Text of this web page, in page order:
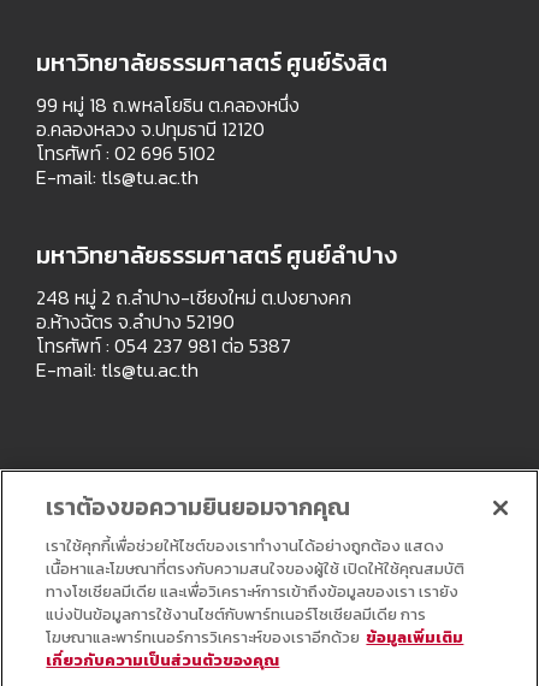
มหาวิทยาลัยธรรมศาสตร์ ศูนย์รังสิต
99 หมู่ 18 ถ.พหลโยธิน ต.คลองหนึ่ง
อ.คลองหลวง จ.ปทุมธานี 12120
โทรศัพท์ : 02 696 5102
E-mail: tls@tu.ac.th
มหาวิทยาลัยธรรมศาสตร์ ศูนย์ลำปาง
248 หมู่ 2 ถ.ลำปาง-เชียงใหม่ ต.ปงยางคก
อ.ห้างฉัตร จ.ลำปาง 52190
โทรศัพท์ : 054 237 981 ต่อ 5387
E-mail: tls@tu.ac.th
เราต้องขอความยินยอมจากคุณ
เราใช้คุกกี้เพื่อช่วยให้ไซต์ของเราทำงานได้อย่างถูกต้อง แสดง
เนื้อหาและโฆษณาที่ตรงกับความสนใจของผู้ใช้ เปิดให้ใช้คุณสมบัติ
ทางโซเชียลมีเดีย และเพื่อวิเคราะห์การเข้าถึงข้อมูลของเรา เรายัง
แบ่งปันข้อมูลการใช้งานไซต์กับพาร์ทเนอร์โซเชียลมีเดีย การ
โฆษณาและพาร์ทเนอร์การวิเคราะห์ของเราอีกด้วย ข้อมูลเพิ่มเติม
เกี่ยวกับความเป็นส่วนตัวของคุณ